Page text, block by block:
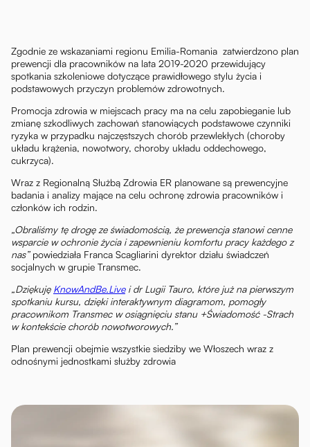
Zgodnie ze wskazaniami regionu Emilia-Romania zatwierdzono plan
prewencji dla pracowników na lata 2019-2020 przewidujący
spotkania szkoleniowe dotyczące prawidłowego stylu życia i
podstawowych przyczyn problemów zdrowotnych.
Promocja zdrowia w miejscach pracy ma na celu zapobieganie lub
zmianę szkodliwych zachowań stanowiących podstawowe czynniki
ryzyka w przypadku najczęstszych chorób przewlekłych (choroby
układu krążenia, nowotwory, choroby układu oddechowego,
cukrzyca).
Wraz z Regionalną Służbą Zdrowia ER planowane są prewencyjne
badania i analizy mające na celu ochronę zdrowia pracowników i
członków ich rodzin.
„Obraliśmy tę drogę ze świadomością, że prewencja stanowi cenne
wsparcie w ochronie życia i zapewnieniu komfortu pracy każdego z
nas”powiedziała Franca Scagliarini dyrektor działu świadczeń
socjalnych w grupie Transmec.
„Dziękuję KnowAndBe.Livei dr Lugii Tauro, które już na pierwszym
spotkaniu kursu, dzięki interaktywnym diagramom, pomogły
pracownikom Transmec w osiągnięciu stanu +Świadomość -Strach
w kontekście chorób nowotworowych.”
Plan prewencji obejmie wszystkie siedziby we Włoszech wraz z
odnośnymi jednostkami służby zdrowia